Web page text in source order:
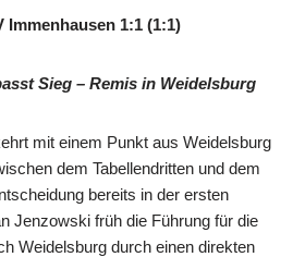
Immenhausen 1:1 (1:1)
Sieg – Remis in Weidelsburg
mit einem Punkt aus Weidelsburg
dem Tabellendritten und dem
bereits in der ersten
Jenzowski früh die Führung für die
Weidelsburg durch einen direkten